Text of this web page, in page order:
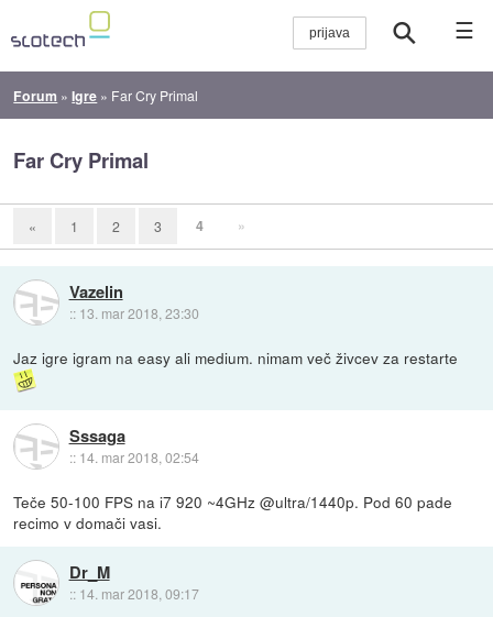
☰
Forum »Igre » Far Cry Primal
Far Cry Primal
« 1 2 3 4 »
Vazelin
:: 13. mar 2018, 23:30
Jaz igre igram na easy ali medium. nimam več živcev za restarte
Sssaga
:: 14. mar 2018, 02:54
Teče 50-100 FPS na i7 920 ~4GHz @ultra/1440p. Pod 60 pade
recimo v domači vasi.
Dr_M
:: 14. mar 2018, 09:17